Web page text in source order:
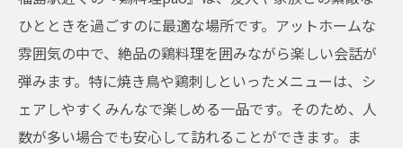
ひとときを過ごすのに最適な場所です。アットホームな
雰囲気の中で、絶品の鶏料理を囲みながら楽しい会話が
弾みます。特に焼き鳥や鶏刺しといったメニューは、シ
ェアしやすくみんなで楽しめる一品です。そのため、人
数が多い場合でも安心して訪れることができます。ま